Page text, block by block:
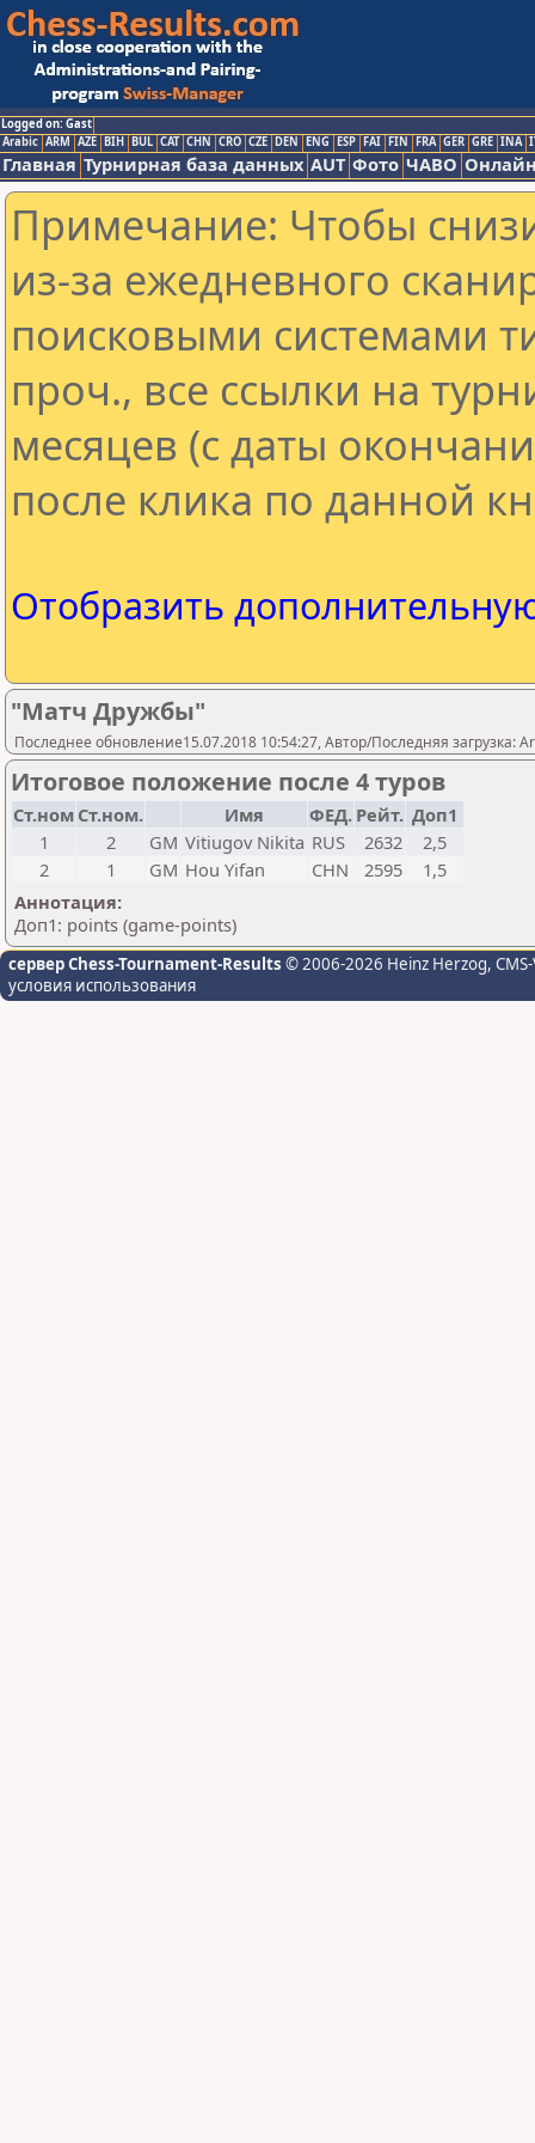
Logged on: Gast
Arabic ARM AZE BIH BUL CAT CHN CRO CZE DEN ENG ESP FAI FIN FRA GER GRE INA
Главная Турнирная база данных AUT Фото ЧАВО
Примечание: Чтобы
из-за ежедневного
поисковыми системами
проч., все ссылки на
месяцев (с даты
после клика по данной
Отобразить
"Матч Дружбы"
Последнее обновление15.07.2018 10:54:27, Автор/Последняя загрузка:
Итоговое положение после 4 туров
Ст.ном Ст.ном. Имя ФЕД. Рейт. Доп1
1
2 GM Vitiugov Nikita RUS 2632
2,5
2
1 GM Hou Yifan CHN 2595
1,5
Аннотация:
Доп1: points (game-points)
сервер Chess-Tournament-Results © 2006-2026 Heinz Herzog,
условия использования